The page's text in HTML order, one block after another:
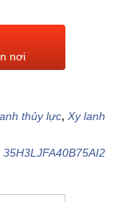
nơi
thủy lực,Xy lanh